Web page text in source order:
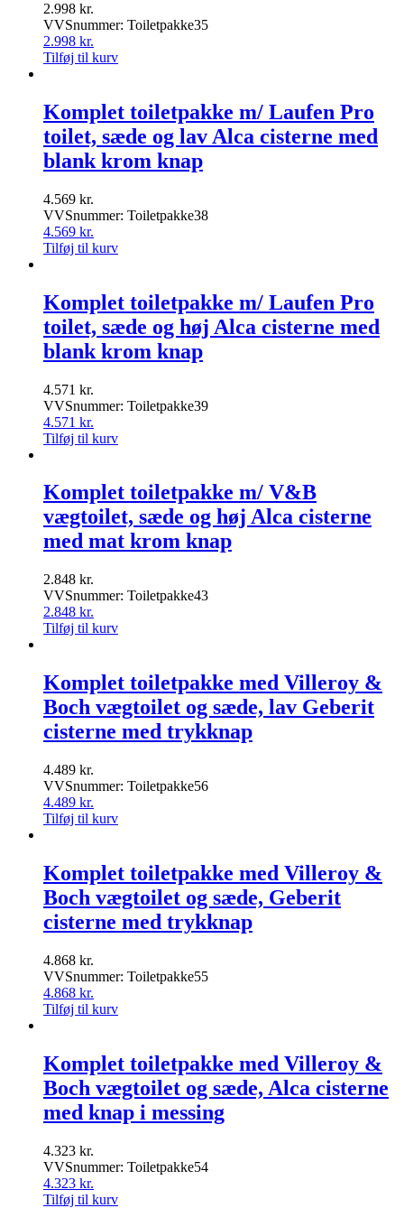
2.998 kr.
VVSnummer: Toiletpakke35
2.998 kr.
Tilføj til kurv
Komplet toiletpakke m/ Laufen Pro
toilet, sæde og lav Alca cisterne med
blank krom knap
4.569 kr.
VVSnummer: Toiletpakke38
4.569 kr.
Tilføj til kurv
Komplet toiletpakke m/ Laufen Pro
toilet, sæde og høj Alca cisterne med
blank krom knap
4.571 kr.
VVSnummer: Toiletpakke39
4.571 kr.
Tilføj til kurv
Komplet toiletpakke m/ V&B
vægtoilet, sæde og høj Alca cisterne
med mat krom knap
2.848 kr.
VVSnummer: Toiletpakke43
2.848 kr.
Tilføj til kurv
Komplet toiletpakke med Villeroy &
Boch vægtoilet og sæde, lav Geberit
cisterne med trykknap
4.489 kr.
VVSnummer: Toiletpakke56
4.489 kr.
Tilføj til kurv
Komplet toiletpakke med Villeroy &
Boch vægtoilet og sæde, Geberit
cisterne med trykknap
4.868 kr.
VVSnummer: Toiletpakke55
4.868 kr.
Tilføj til kurv
Komplet toiletpakke med Villeroy &
Boch vægtoilet og sæde, Alca cisterne
med knap i messing
4.323 kr.
VVSnummer: Toiletpakke54
4.323 kr.
Tilføj til kurv